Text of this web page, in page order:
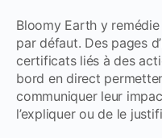
Bloomy Earth y
par défaut. Des pages
certificats liés à des
bord en direct
communiquer leur
l’expliquer ou de le